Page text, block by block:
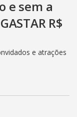
e sem a
R$
e atrações